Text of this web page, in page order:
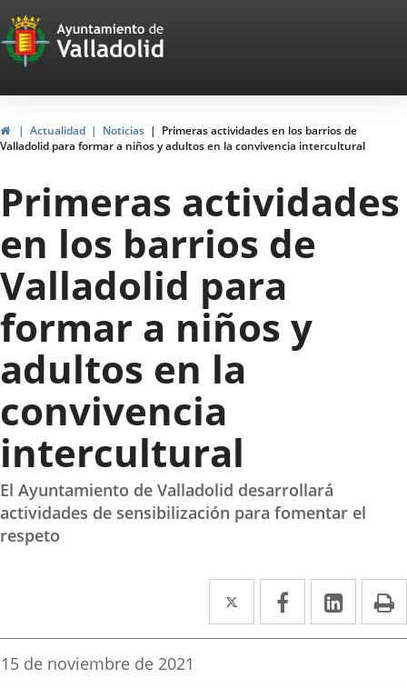
Portal
Web
del
Ayuntamiento
de
Valladolid
InicioActualidad Noticias
Primeras actividades en los barrios de
Valladolid para formar a niños y adultos en la convivencia intercultural
Primeras actividades
en los barrios de
Valladolid para
formar a niños y
adultos en la
convivencia
intercultural
El Ayuntamiento de Valladolid desarrollará
actividades de sensibilización para fomentar el
respeto
Twitter
Enlace
a
Facebook
Enlace
a
Enlace
a
Fecha
15 de noviembre de 2021